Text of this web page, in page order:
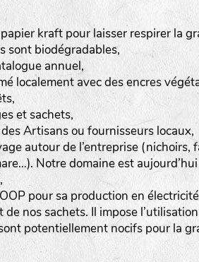
kraft pour laisser respirer la
sont biodégradables,
annuel,
localement avec des encres
et sachets,
Artisans ou fournisseurs locaux,
autour de l’entreprise (nichoirs,
Notre domaine est
pour sa production en électricité
de nos sachets. Il impose
potentiellement nocifs pour la